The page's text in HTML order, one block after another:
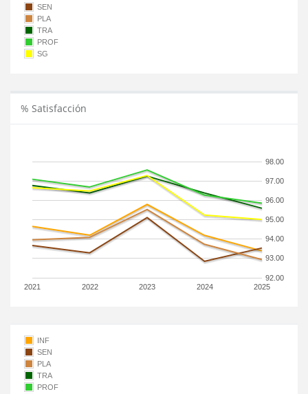
SEN
PLA
TRA
PROF
SG
% Satisfacción
2021 2022 2023 2024 2025
92.00
93.00
94.00
95.00
96.00
97.00
98.00
INF
SEN
PLA
TRA
PROF